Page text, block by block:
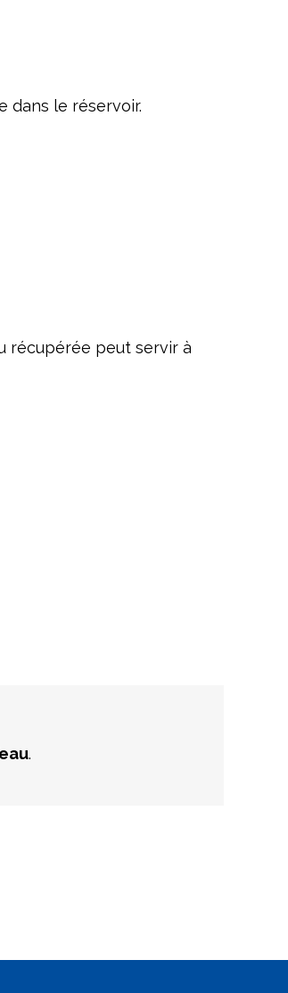
dans le réservoir.
récupérée peut servir à
.